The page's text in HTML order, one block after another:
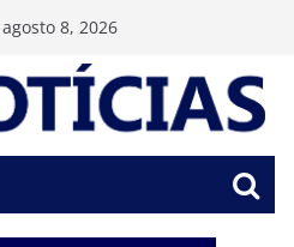
8, 2026